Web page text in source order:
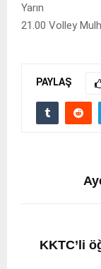
Yarın
21.00 Volley
PAYLAŞ
KKTC’li